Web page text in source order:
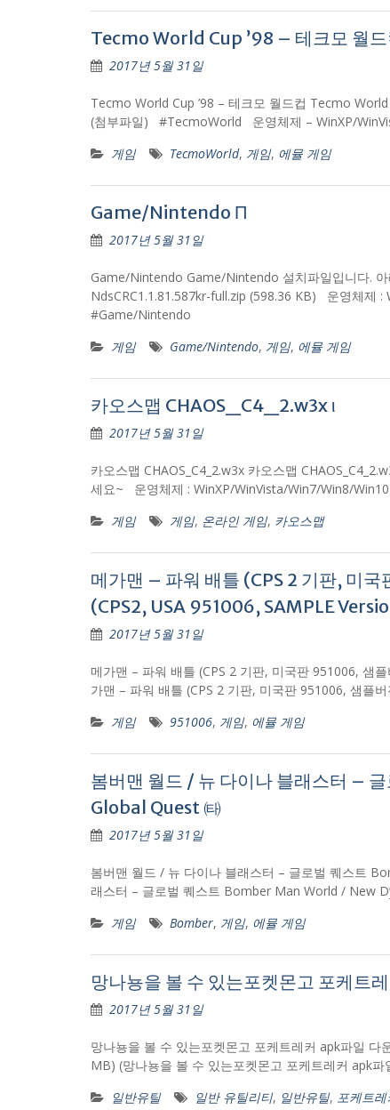
Tecmo World Cup ’98 – 테크모 월드
2017년 5월 31일
Tecmo World Cup ’98 – 테크모 월드컵 Tecmo
(첨부파일) #TecmoWorld 운영체제 – WinXP/
게임
TecmoWorld, 게임, 에뮬 게임
Game/Nintendo П
2017년 5월 31일
Game/Nintendo Game/Nintendo 설치파일입니다.
NdsCRC1.1.81.587kr-full.zip (598.36 KB) 운영체제
#Game/Nintendo
게임
Game/Nintendo, 게임, 에뮬 게임
카오스맵 CHAOS_C4_2.w3x ι
2017년 5월 31일
카오스맵 CHAOS_C4_2.w3x 카오스맵
세요~ 운영체제 : WinXP/WinVista/Win7/Win8/
게임
게임, 온라인 게임, 카오스맵
메가맨 – 파워 배틀 (CPS 2 기판, 미
(CPS2, USA 951006, SAMPLE
2017년 5월 31일
메가맨 – 파워 배틀 (CPS 2 기판, 미국판 951006, 샘
가맨 – 파워 배틀 (CPS 2 기판, 미국판 951006, 샘플
게임
951006, 게임, 에뮬 게임
봄버맨 월드 / 뉴 다이나 블래스터 –
Global Quest ㈙
2017년 5월 31일
봄버맨 월드 / 뉴 다이나 블래스터 – 글로벌 퀘스트
래스터 – 글로벌 퀘스트 Bomber Man World / New
게임
Bomber, 게임, 에뮬 게임
망나뇽을 볼 수 있는포켓몬고 포케트
2017년 5월 31일
망나뇽을 볼 수 있는포켓몬고 포케트레커 apk파일
MB) (망나뇽을 볼 수 있는포켓몬고 포케트레커 apk
일반유틸
일반 유틸리티, 일반유틸, 포케트레